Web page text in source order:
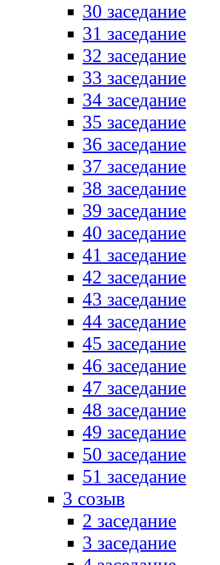
30 заседание
31 заседание
32 заседание
33 заседание
34 заседание
35 заседание
36 заседание
37 заседание
38 заседание
39 заседание
40 заседание
41 заседание
42 заседание
43 заседание
44 заседание
45 заседание
46 заседание
47 заседание
48 заседание
49 заседание
50 заседание
51 заседание
3 созыв
2 заседание
3 заседание